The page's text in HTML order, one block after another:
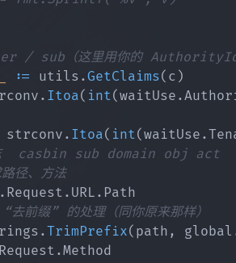
/ sub（这里用你的 AuthorityId
:= utils .GetClaims( c )
. Itoa( int(waitUse .
strconv . Itoa( int(waitUse .
casbin sub domain obj act
径、方法
. Request . URL . Path
缀” 的处理（同你原来那样）
.TrimPrefix( path , global
Request .Method